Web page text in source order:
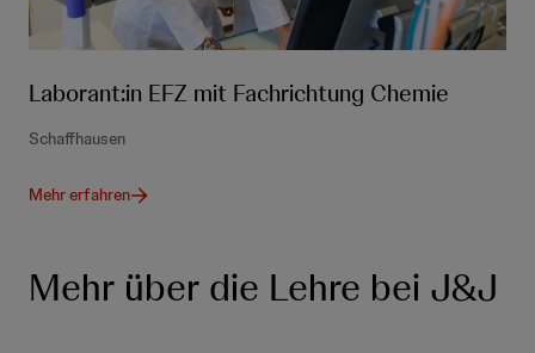
Laborant:in EFZ mit Fachrichtung Chemie
Schaffhausen
Mehr erfahren
Mehr über die Lehre bei J&J